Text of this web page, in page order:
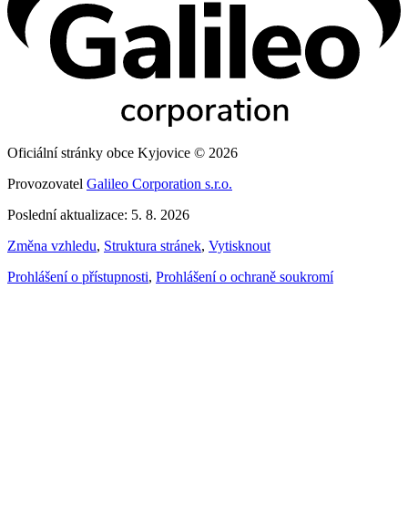
Oficiální stránky obce Kyjovice © 2026
Provozovatel Galileo Corporation s.r.o.
Poslední aktualizace: 5. 8. 2026
Změna vzhledu, Struktura stránek, Vytisknout
Prohlášení o přístupnosti, Prohlášení o ochraně soukromí